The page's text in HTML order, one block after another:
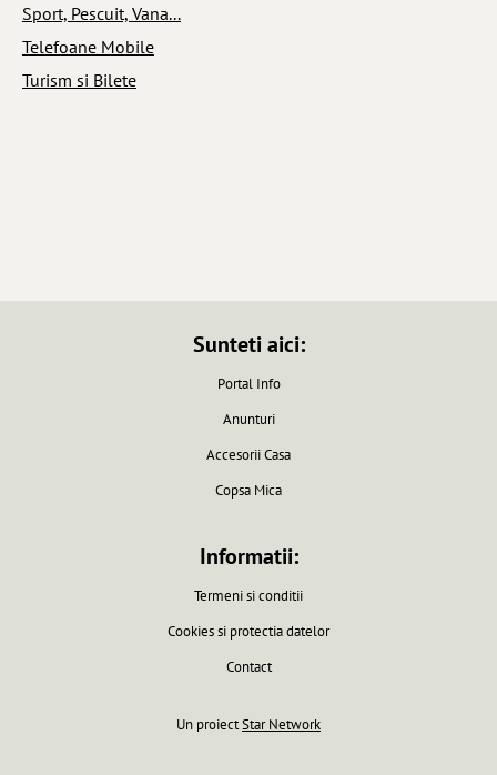
Sport, Pescuit, Vana...
Telefoane Mobile
Turism si Bilete
Sunteti aici:
Portal Info
Anunturi
Accesorii Casa
Copsa Mica
Informatii:
Termeni si conditii
Cookies si protectia datelor
Contact
Un proiectStar Network